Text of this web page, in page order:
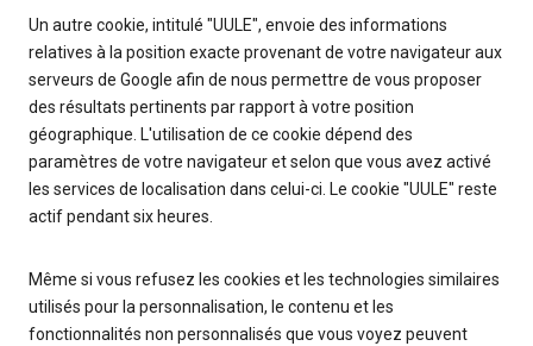
Un autre cookie, intitulé "UULE", envoie des informations
relatives à la position exacte provenant de votre navigateur aux
serveurs de Google afin de nous permettre de vous proposer
des résultats pertinents par rapport à votre position
géographique. L'utilisation de ce cookie dépend des
paramètres de votre navigateur et selon que vous avez activé
les services de localisation dans celui-ci. Le cookie "UULE" reste
actif pendant six heures.
Même si vous refusez les cookies et les technologies similaires
utilisés pour la personnalisation, le contenu et les
fonctionnalités non personnalisés que vous voyez peuvent